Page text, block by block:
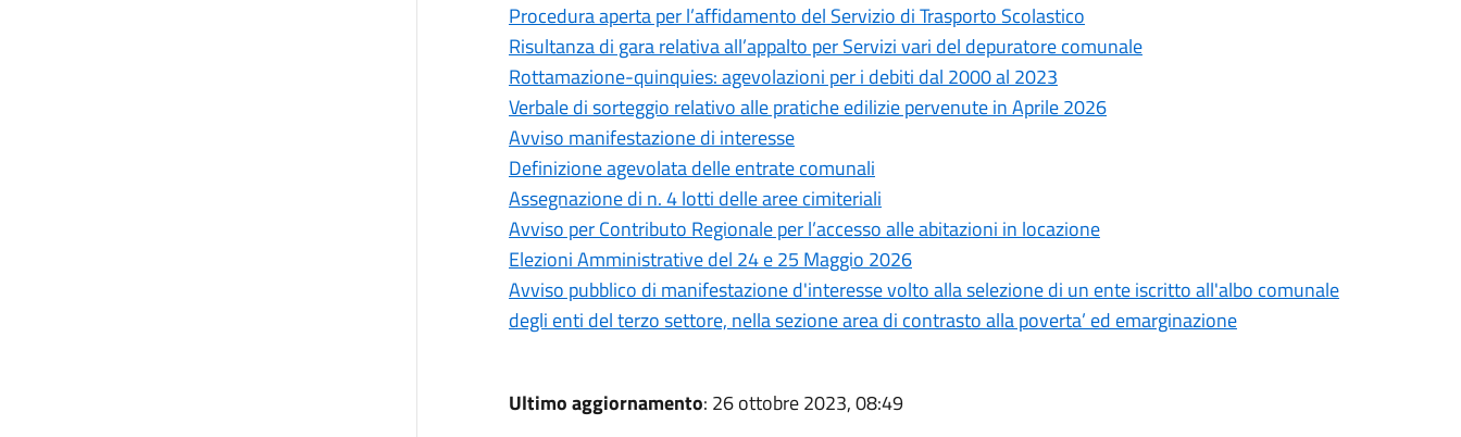
Procedura aperta per l’affidamento del Servizio di Trasporto Scolastico
Risultanza di gara relativa all’appalto per Servizi vari del depuratore comunale
Rottamazione-quinquies: agevolazioni per i debiti dal 2000 al 2023
Verbale di sorteggio relativo alle pratiche edilizie pervenute in Aprile 2026
Avviso manifestazione di interesse
Definizione agevolata delle entrate comunali
Assegnazione di n. 4 lotti delle aree cimiteriali
Avviso per Contributo Regionale per l’accesso alle abitazioni in locazione
Elezioni Amministrative del 24 e 25 Maggio 2026
Avviso pubblico di manifestazione d'interesse volto alla selezione di un ente iscritto all'albo comunale
degli enti del terzo settore, nella sezione area di contrasto alla poverta’ ed emarginazione
Ultimo aggiornamento: 26 ottobre 2023, 08:49